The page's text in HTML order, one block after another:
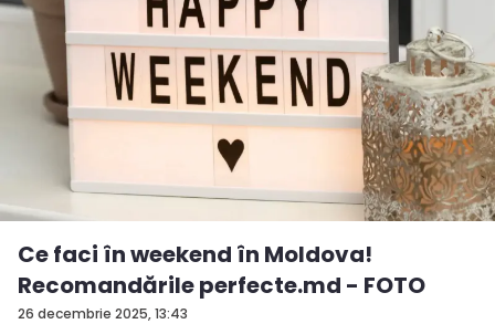
26 decembrie 2025, 13:43
Ce faci în weekend în Moldova!
Recomandările perfecte.md - FOTO